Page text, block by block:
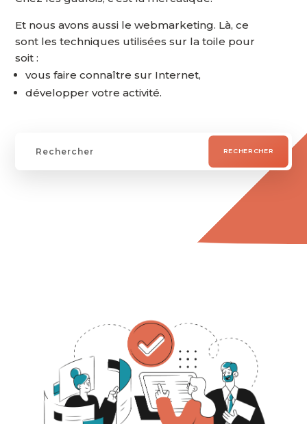
Et nous avons aussi le webmarketing. Là, ce
sont les techniques utilisées sur la toile pour
soit :
vous faire connaître sur Internet,
développer votre activité.